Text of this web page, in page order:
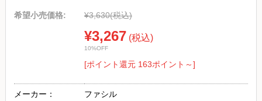
希望小売価格: ¥3,630(税込)
¥3,267 (税込)
10%OFF
[ポイント還元 163ポイント～]
メーカー： ファシル